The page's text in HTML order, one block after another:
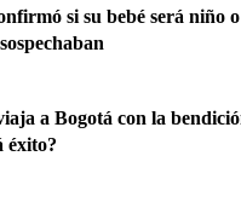
si su bebé será niño
a Bogotá con la
éxito?